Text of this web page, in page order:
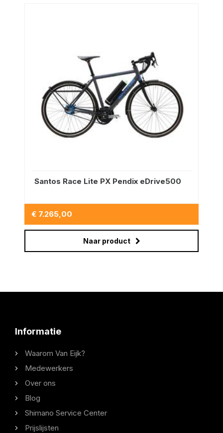
Santos Race Lite PX Pendix eDrive500
€ 7.265,00
Naar product
Informatie
Waarom Van Eijk?
Medewerkers
Over ons
Blog
Shimano Service Center
Prijslijsten